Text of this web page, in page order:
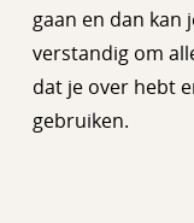
gaan en dan kan
verstandig om
dat je over hebt
gebruiken.